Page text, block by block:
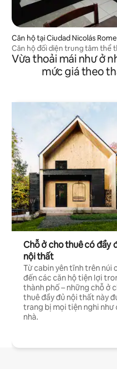
Căn hộ tại Ciudad Nicolás
Căn hộ đối diện trung tâm thể
Vừa thoải mái như ở
mức giá theo
Chỗ ở cho thuê có đầy
nội thất
Từ cabin yên tĩnh trên núi
đến các căn hộ tiện lợi
thành phố – những chỗ ở
thuê đầy đủ nội thất này
trang bị mọi tiện nghi như
nhà.